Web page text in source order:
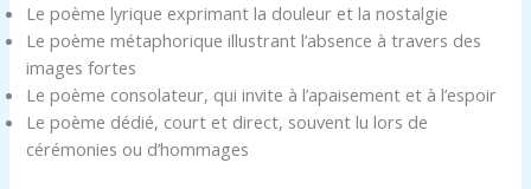
Le poème lyrique exprimant la douleur et la nostalgie
Le poème métaphorique illustrant l’absence à travers des
images fortes
Le poème consolateur, qui invite à l’apaisement et à l’espoir
Le poème dédié, court et direct, souvent lu lors de
cérémonies ou d’hommages